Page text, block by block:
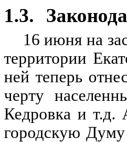
1.3.
16 июня на
территории
ней теперь
черту
Кедровка и т.д.
городскую Думу